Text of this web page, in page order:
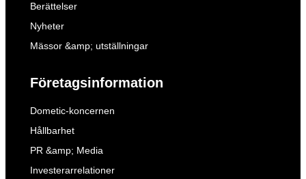
Berättelser
Nyheter
Mässor &amp; utställningar
Företagsinformation
Dometic-koncernen
Hållbarhet
PR &amp; Media
Investerarrelationer